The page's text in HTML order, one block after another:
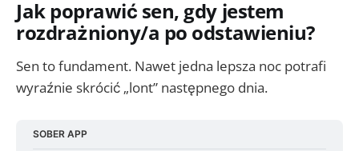
Jak poprawić sen, gdy jestem
rozdrażniony/a po odstawieniu?
Sen to fundament. Nawet jedna lepsza noc potrafi
wyraźnie skrócić „lont” następnego dnia.
SOBER APP